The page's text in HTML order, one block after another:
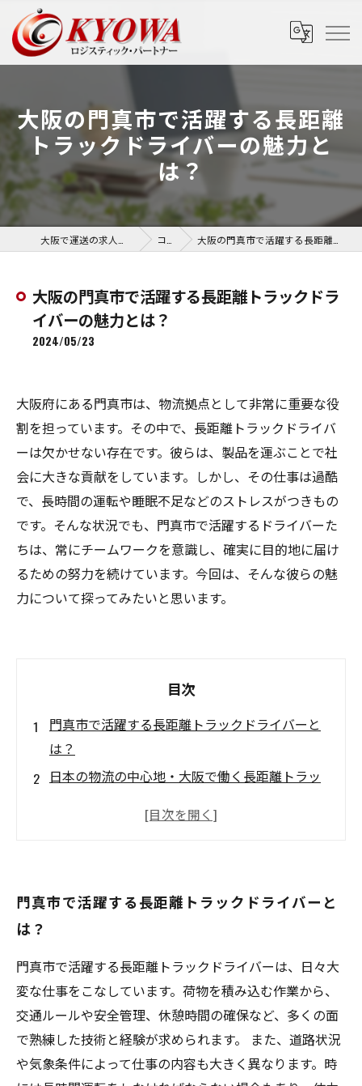
大阪の門真市で活躍する長距離
トラックドライバーの魅力と
は？
コラム 大阪の門真市で活躍する長距離トラックドライバーの魅力とは？
大阪の門真市で活躍する長距離トラックドラ
イバーの魅力とは？
2024/05/23
大阪府にある門真市は、物流拠点として非常に重要な役
割を担っています。その中で、長距離トラックドライバ
ーは欠かせない存在です。彼らは、製品を運ぶことで社
会に大きな貢献をしています。しかし、その仕事は過酷
で、長時間の運転や睡眠不足などのストレスがつきもの
です。そんな状況でも、門真市で活躍するドライバーた
ちは、常にチームワークを意識し、確実に目的地に届け
るための努力を続けています。今回は、そんな彼らの魅
力について探ってみたいと思います。
目次
門真市で活躍する長距離トラックドライバーと
は？
日本の物流の中心地・大阪で働く長距離トラッ
トラックドライバーが語る、長距離運転の魅力
問題とは？
市の長距離トラックドライバーの日々
門真市で活躍する長距離トラックドライバーと
は？
門真市で活躍する長距離トラックドライバーは、日々大
変な仕事をこなしています。荷物を積み込む作業から、
交通ルールや安全管理、休憩時間の確保など、多くの面
で熟練した技術と経験が求められます。 また、道路状況
や気象条件によって仕事の内容も大きく異なります。時